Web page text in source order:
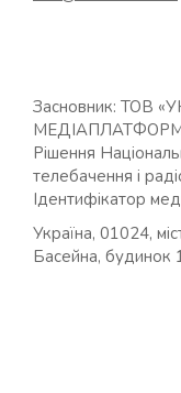
Засновник: ТОВ
Рішення
телебачення і
Ідентифікатор
Україна, 01024,
Басейна,